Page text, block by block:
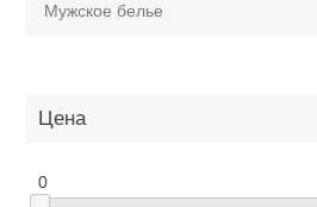
Мужское белье
Цена
0